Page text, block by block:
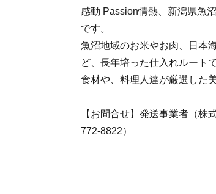
感動 Passion情熱、新潟県魚
です。
魚沼地域のお米やお肉、日本
ど、長年培った仕入れルート
食材や、料理人達が厳選した
【お問合せ】発送事業者（
772-8822）